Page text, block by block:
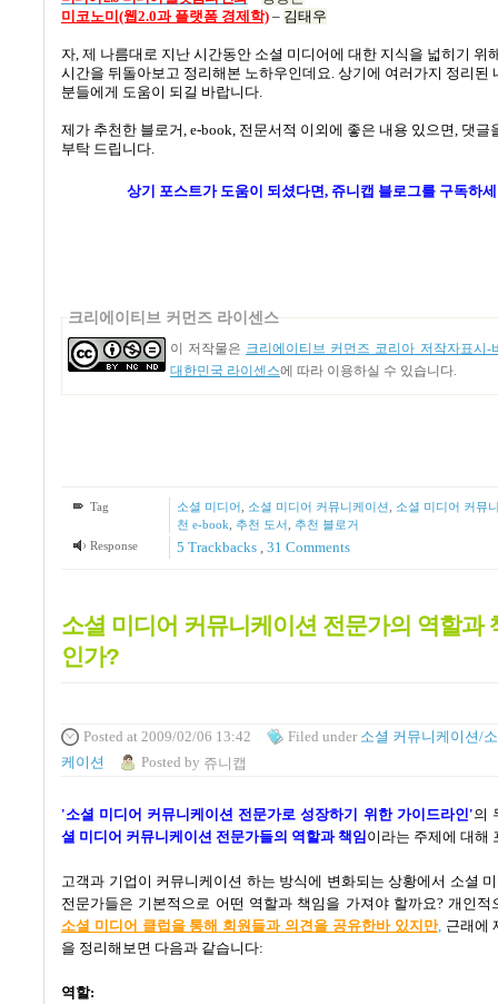
미코노미(웹2.0과 플랫폼 경제학) – 김태우
자 제 나름대로 지난 시간동안 소셜 미디어에 대한 지식을 넓히기 위
시간을 뒤돌아보고 정리해본 노하우인데요 상기에 여러가지 정리된
분들에게 도움이 되길 바랍니다
제가 추천한 블로거 , e-book, 전문서적 이외에 좋은 내용 있으면 댓글
부탁 드립니다
상기 포스트가도움이 되셨다면, 쥬니캡 블로그를 구독하
크리에이티브 커먼즈 라이센스
이 저작물은 크리에이티브 커먼즈 코리아 저작자표시-
대한민국 라이센스에 따라 이용하실 수 있습니다.
Tag 소셜 미디어 소셜 미디어 커뮤니케이션
소셜 미디어 커뮤
천 e-book
추천 도서
추천 블로거
Response
5 Trackbacks 31 Comments
소셜 미디어 커뮤니케이션 전문가의 역할과
인가?
Posted at 2009/02/06 13:42 Filed under 소셜 커뮤니케이션/
케이션
Posted by 쥬니캡
'소셜 미디어 커뮤니케이션 전문가로 성장하기 위한 가이드라인'의
셜 미디어 커뮤니케이션 전문가들의 역할과 책임이라는 주제에 대해
고객과 기업이 커뮤니케이션 하는 방식에 변화되는 상황에서 소셜
전문가들은 기본적으로 어떤 역할과 책임을 가져야 할까요? 개인적
소셜 미디어 클럽을 통해 회원들과 의견을 공유한바 있지만, 근래에
을 정리해보면 다음과 같습니다:
역할: